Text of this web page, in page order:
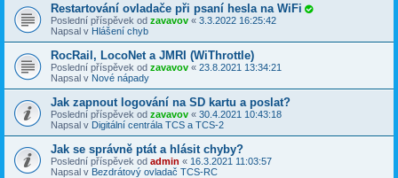
Restartování ovladače při psaní hesla na WiFi
Poslední příspěvek od zavavov « 3.3.2022 16:25:42
Napsal v Hlášení chyb
RocRail, LocoNet a JMRI (WiThrottle)
Poslední příspěvek od zavavov « 23.8.2021 13:34:21
Napsal v Nové nápady
Jak zapnout logování na SD kartu a poslat?
Poslední příspěvek od zavavov « 30.4.2021 10:43:18
Napsal v Digitální centrála TCS a TCS-2
Jak se správně ptát a hlásit chyby?
Poslední příspěvek od admin « 16.3.2021 11:03:57
Napsal v Bezdrátový ovladač TCS-RC